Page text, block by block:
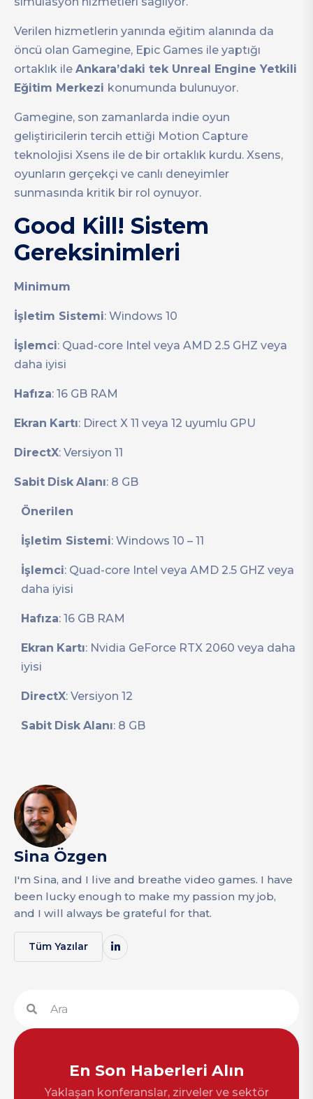
Verilen hizmetlerin yanında eğitim alanında da
öncü olan Gamegine, Epic Games ile yaptığı
ortaklık ile Ankara’daki tek Unreal Engine Yetkili
Eğitim Merkezi konumunda bulunuyor.
Gamegine, son zamanlarda indie oyun
geliştiricilerin tercih ettiği Motion Capture
teknolojisi Xsens ile de bir ortaklık kurdu. Xsens,
oyunların gerçekçi ve canlı deneyimler
sunmasında kritik bir rol oynuyor.
Good Kill! Sistem
Gereksinimleri
Minimum
İşletim Sistemi: Windows 10
İşlemci: Quad-core Intel veya AMD 2.5 GHZ veya
daha iyisi
Hafıza: 16 GB RAM
Ekran Kartı: Direct X 11 veya 12 uyumlu GPU
DirectX: Versiyon 11
Sabit Disk Alanı: 8 GB
Önerilen
İşletim Sistemi: Windows 10 – 11
İşlemci: Quad-core Intel veya AMD 2.5 GHZ veya
daha iyisi
Hafıza: 16 GB RAM
Ekran Kartı: Nvidia GeForce RTX 2060 veya daha
iyisi
DirectX: Versiyon 12
Sabit Disk Alanı: 8 GB
Sina Özgen
I'm Sina, and I live and breathe video games. I have
been lucky enough to make my passion my job,
and I will always be grateful for that.
Tüm Yazılar
En Son Haberleri Alın
Yaklaşan konferanslar, zirveler ve sektör